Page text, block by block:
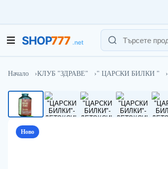
Начало КЛУБ "ЗДРАВЕ" " ЦАРСКИ БИЛКИ "
Ново